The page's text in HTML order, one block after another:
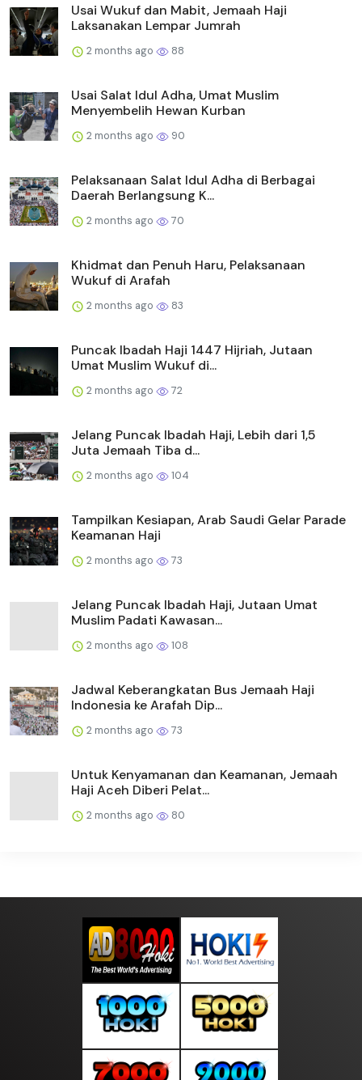
Usai Wukuf dan Mabit, Jemaah Haji
Laksanakan Lempar Jumrah
2 months ago 88
Usai Salat Idul Adha, Umat Muslim
Menyembelih Hewan Kurban
2 months ago 90
Pelaksanaan Salat Idul Adha di Berbagai
Daerah Berlangsung K...
2 months ago 70
Khidmat dan Penuh Haru, Pelaksanaan
Wukuf di Arafah
2 months ago 83
Puncak Ibadah Haji 1447 Hijriah, Jutaan
Umat Muslim Wukuf di...
2 months ago 72
Jelang Puncak Ibadah Haji, Lebih dari 1,5
Juta Jemaah Tiba d...
2 months ago 104
Tampilkan Kesiapan, Arab Saudi Gelar Parade
Keamanan Haji
2 months ago 73
Jelang Puncak Ibadah Haji, Jutaan Umat
Muslim Padati Kawasan...
2 months ago 108
Jadwal Keberangkatan Bus Jemaah Haji
Indonesia ke Arafah Dip...
2 months ago 73
Untuk Kenyamanan dan Keamanan, Jemaah
Haji Aceh Diberi Pelat...
2 months ago 80